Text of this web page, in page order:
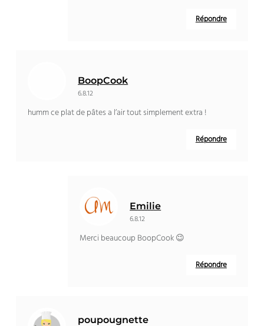
Répondre
BoopCook
6.8.12
humm ce plat de pâtes a l’air tout simplement extra !
Répondre
Emilie
6.8.12
Merci beaucoup BoopCook 😉
Répondre
poupougnette